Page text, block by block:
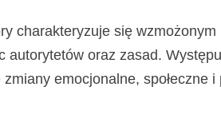
charakteryzuje się wzmożonym
oraz zasad.
emocjonalne, społeczne